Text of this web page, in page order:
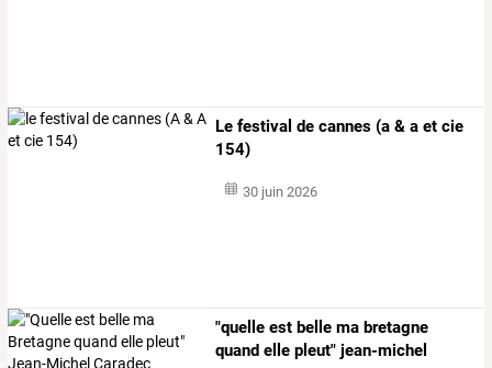
Le festival de cannes (a & a et cie
154)
30 juin 2026
"quelle est belle ma bretagne
quand elle pleut" jean-michel